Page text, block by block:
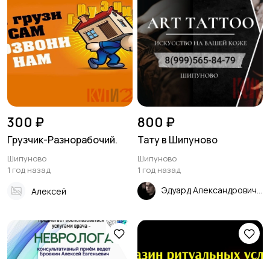
300 ₽
Грузчик-Разнорабочий.
Шипуново
1 год назад
Алексей
800 ₽
Тату в Шипуново
Шипуново
1 год назад
Эдуард Александрович